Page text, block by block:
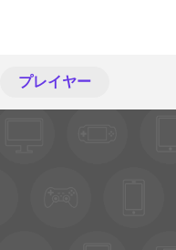
プレイヤー